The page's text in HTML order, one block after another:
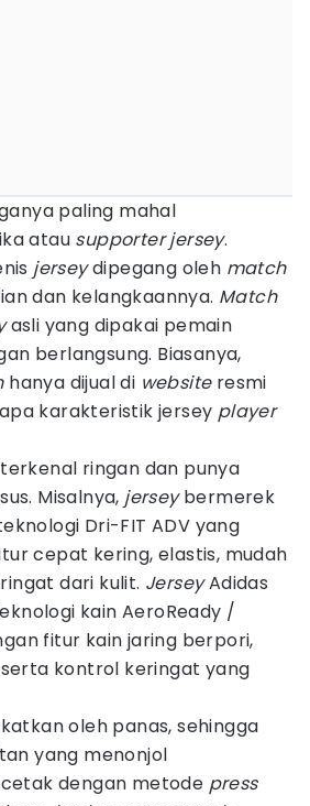
paling mahal
atau supporter jersey.
jerseydipegang oleh match
dan kelangkaannya. Match
asli yang dipakai pemain
berlangsung. Biasanya,
hanya dijual di websiteresmi
karakteristik jersey player
ringan dan punya
Misalnya, jerseybermerek
Dri-FIT ADV yang
cepat kering, elastis, mudah
dari kulit. JerseyAdidas
kain AeroReady /
fitur kain jaring berpori,
kontrol keringat yang
oleh panas, sehingga
yang menonjol
dengan metode press